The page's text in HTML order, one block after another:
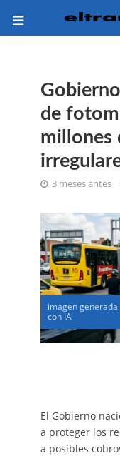
de
millones
3 meses antes
imagen generada
con IA
El Gobierno
a proteger los
a posibles